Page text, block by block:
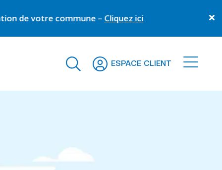
– Cliquez ici
ESPACE CLIENT